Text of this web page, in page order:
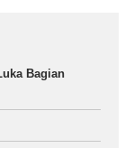
Bagian